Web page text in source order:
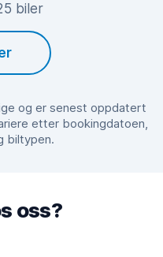
biler
og er senest oppdatert
etter bookingdatoen,
biltypen.
oss?